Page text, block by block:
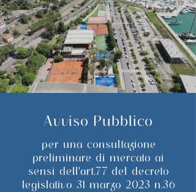
Avviso Pubblico
per una consultazione
preliminare di mercato ai
sensi dell'art.77 del decreto
legislativo 31 marzo 2023 n.36